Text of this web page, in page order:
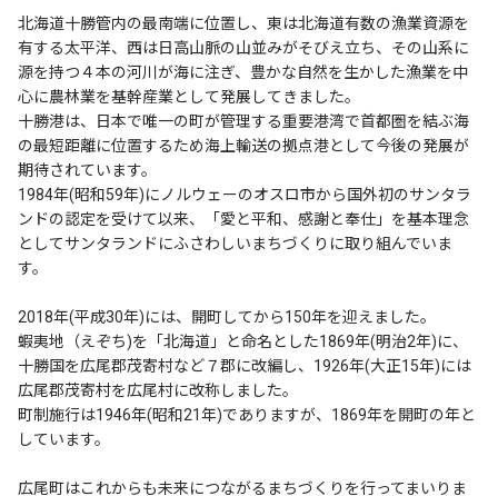
北海道十勝管内の最南端に位置し、東は北海道有数の漁業資源を
有する太平洋、西は日高山脈の山並みがそびえ立ち、その山系に
源を持つ４本の河川が海に注ぎ、豊かな自然を生かした漁業を中
心に農林業を基幹産業として発展してきました。
十勝港は、日本で唯一の町が管理する重要港湾で首都圏を結ぶ海
の最短距離に位置するため海上輸送の拠点港として今後の発展が
期待されています。
1984年(昭和59年)にノルウェーのオスロ市から国外初のサンタラ
ンドの認定を受けて以来、「愛と平和、感謝と奉仕」を基本理念
としてサンタランドにふさわしいまちづくりに取り組んでいま
す。
2018年(平成30年)には、開町してから150年を迎えました。
蝦夷地（えぞち)を「北海道」と命名とした1869年(明治2年)に、
十勝国を広尾郡茂寄村など７郡に改編し、1926年(大正15年)には
広尾郡茂寄村を広尾村に改称しました。
町制施行は1946年(昭和21年)でありますが、1869年を開町の年と
しています。
広尾町はこれからも未来につながるまちづくりを行ってまいりま